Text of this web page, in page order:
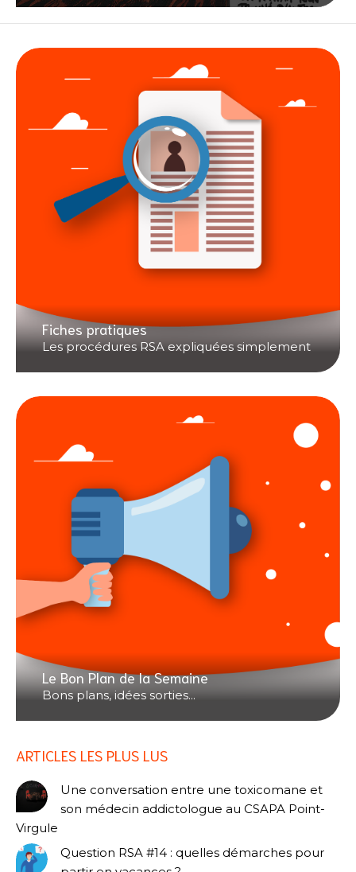
Fiches pratiques
Les procédures RSA expliquées simplement
Le Bon Plan de la Semaine
Bons plans, idées sorties...
ARTICLES LES PLUS LUS
Une conversation entre une toxicomane et
son médecin addictologue au CSAPA Point-
Virgule
Question RSA #14 : quelles démarches pour